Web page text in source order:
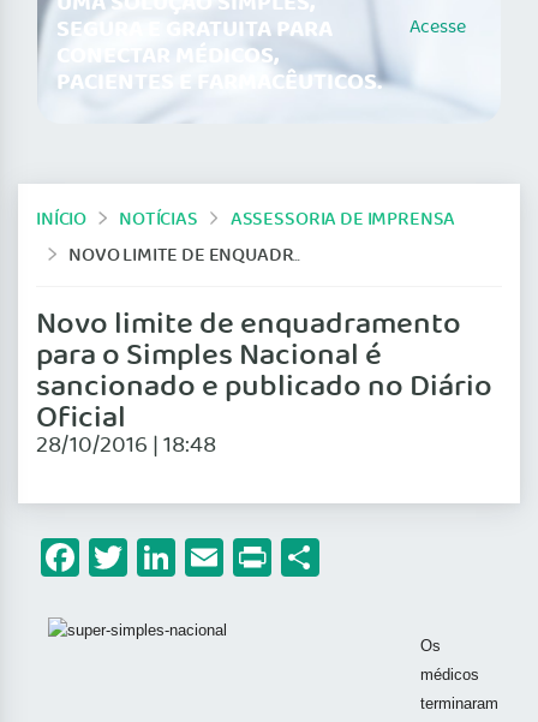
SEGURA E GRATUITA PARA
CONECTAR MÉDICOS,
PACIENTES E FARMACÊUTICOS.
Acesse
INÍCIO NOTÍCIAS
ASSESSORIA DE IMPRENSA
NOVO LIMITE DE ENQUADRAMENTO PARA O SIMPLES NACIONAL É SANCIONADO E PUBLICADO NO DIÁRIO OFICIAL
Novo limite de enquadramento
para o Simples Nacional é
sancionado e publicado no Diário
Oficial
28/10/2016 | 18:48
Facebook
Twitter
LinkedIn
Email
Print
Os
médicos
terminaram